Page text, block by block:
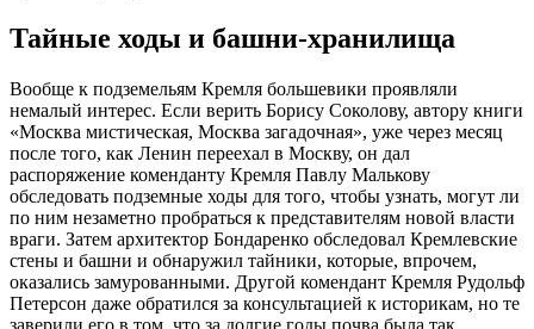
Тайные ходы и башни-хранилища
Вообще к подземельям Кремля большевики проявляли
немалый интерес. Если верить Борису Соколову, автору книги
«Москва мистическая, Москва загадочная», уже через месяц
после того, как Ленин переехал в Москву, он дал
распоряжение коменданту Кремля Павлу Малькову
обследовать подземные ходы для того, чтобы узнать, могут ли
по ним незаметно пробраться к представителям новой власти
враги. Затем архитектор Бондаренко обследовал Кремлевские
стены и башни и обнаружил тайники, которые, впрочем,
оказались замурованными. Другой комендант Кремля Рудольф
Петерсон даже обратился за консультацией к историкам, но те
заверили его в том, что за долгие годы почва была так